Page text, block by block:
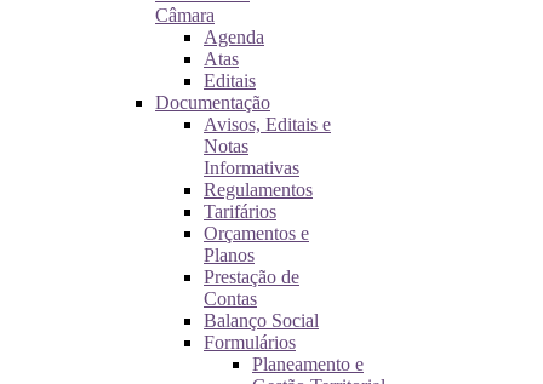
Câmara
Agenda
Atas
Editais
Documentação
Avisos, Editais e
Notas
Informativas
Regulamentos
Tarifários
Orçamentos e
Planos
Prestação de
Contas
Balanço Social
Formulários
Planeamento e